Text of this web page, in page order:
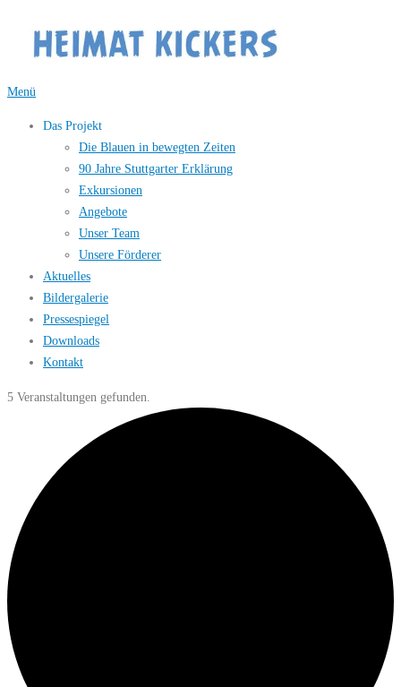
Inhalt
springen
Menü
Das Projekt
Die Blauen in bewegten Zeiten
90 Jahre Stuttgarter Erklärung
Exkursionen
Angebote
Unser Team
Unsere Förderer
Aktuelles
Bildergalerie
Pressespiegel
Downloads
Kontakt
5 Veranstaltungen gefunden.